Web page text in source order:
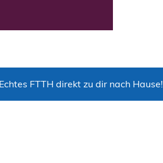
FTTH direkt zu dir nach Hause!